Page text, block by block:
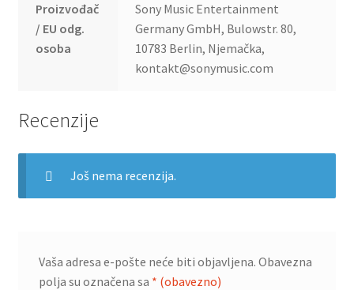
Proizvođač
/ EU odg.
osoba
Sony Music Entertainment
Germany GmbH, Bulowstr. 80,
10783 Berlin, Njemačka,
kontakt@sonymusic.com
Recenzije
Još nema recenzija.
Vaša adresa e-pošte neće biti objavljena. Obavezna
polja su označena sa * (obavezno)